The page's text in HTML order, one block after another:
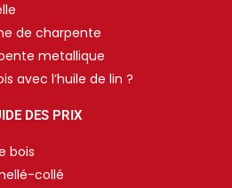
de charpente
metallique
avec l’huile de lin ?
DES PRIX
bois
collé